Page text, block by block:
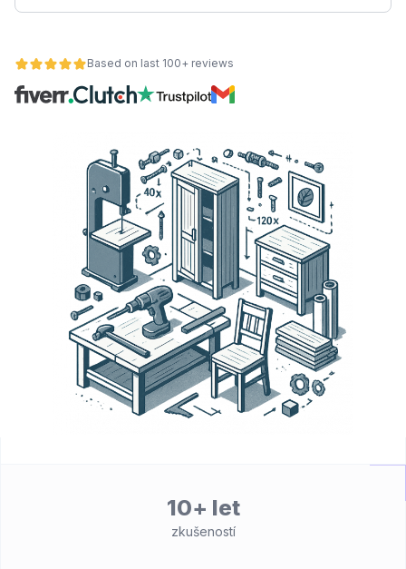
Based on last 100+ reviews
10+ let
zkušeností